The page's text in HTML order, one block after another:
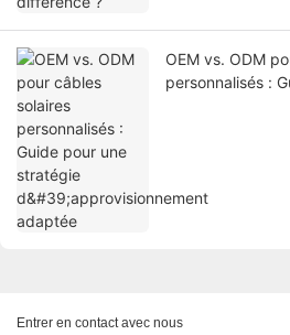
OEM vs. ODM
personnalisés :
Entrer en contact avec nous